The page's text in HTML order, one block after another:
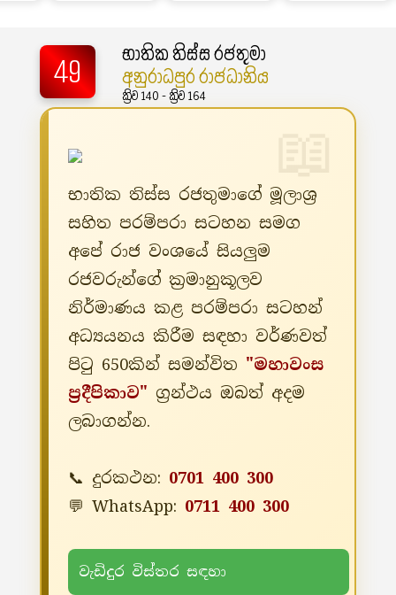
49
භාතික තිස්ස රජතුමා
අනුරාධපුර රාජධානිය
ක්‍රිව 140 - ක්‍රිව 164
භාතික තිස්ස රජතුමාගේ මූලාශ්‍ර
සහිත පරම්පරා සටහන සමග
අපේ රාජ වංශයේ සියලුම
රජවරුන්ගේ ක්‍රමානුකූලව
නිර්මාණය කළ පරම්පරා සටහන්
අධ්‍යයනය කිරීම සඳහා වර්ණවත්
පිටු 650කින් සමන්විත "මහාවංස
ප්‍රදීපිකාව" ග්‍රන්ථය ඔබත් අදම
ලබාගන්න.
📞 දුරකථන: 0701 400 300
💬 WhatsApp: 0711 400 300
වැඩිදුර විස්තර සඳහා